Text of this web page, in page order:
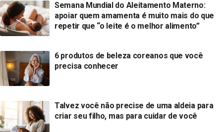
Semana Mundial do Aleitamento Materno:
apoiar quem amamenta é muito mais do que
repetir que “o leite é o melhor alimento”
6 produtos de beleza coreanos que você
precisa conhecer
Talvez você não precise de uma aldeia para
criar seu filho, mas para cuidar de você